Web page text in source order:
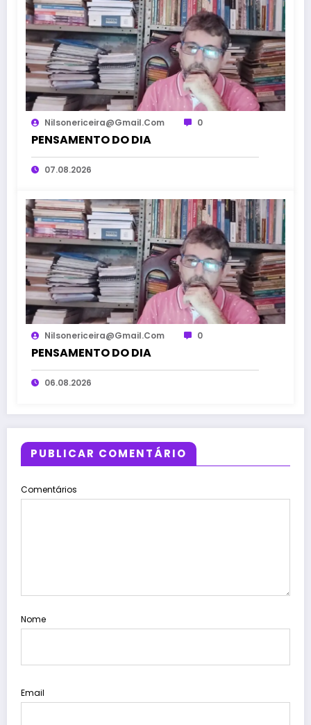
Nilsonericeira@gmail.com 0
PENSAMENTO DO DIA
07.08.2026
Nilsonericeira@gmail.com 0
PENSAMENTO DO DIA
06.08.2026
PUBLICAR COMENTÁRIO
Comentários
Nome
Email